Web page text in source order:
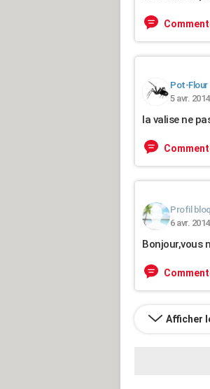
Pot-Flour
5 avr.
la valise ne
Profil
6 avr.
Bonjour,vous
Afficher